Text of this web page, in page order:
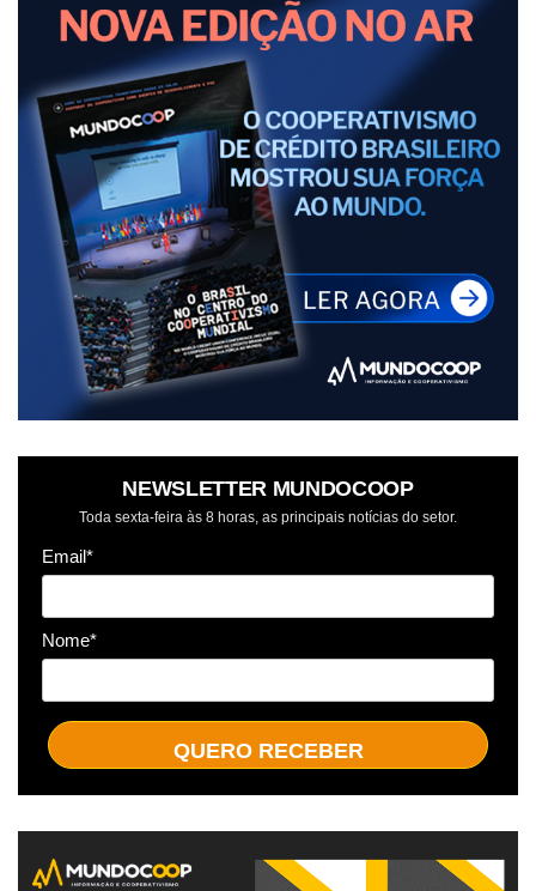
NEWSLETTER MUNDOCOOP
Toda sexta-feira às 8 horas, as principais notícias do setor.
Email*
Nome*
QUERO RECEBER